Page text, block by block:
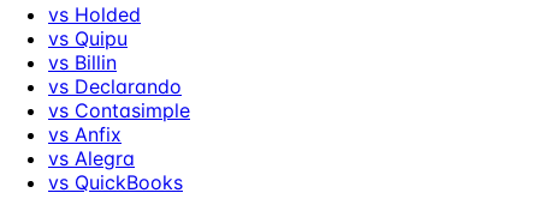
vs Holded
vs Quipu
vs Billin
vs Declarando
vs Contasimple
vs Anfix
vs Alegra
vs QuickBooks